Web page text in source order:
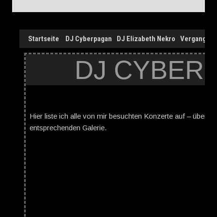
Startseite DJ Cyberpagan DJ Elizabeth Nekro
DJ
Hier liste ich alle von mir besuchten Konzerte auf – über
entsprechenden Galerie.